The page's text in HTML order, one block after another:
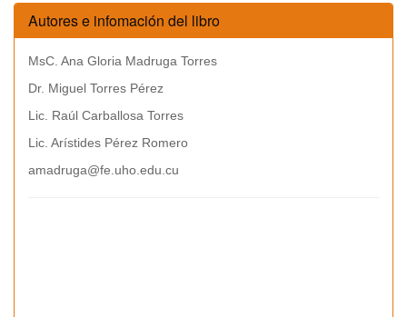
Autores e infomación del libro
MsC. Ana Gloria Madruga Torres
Dr. Miguel Torres Pérez
Lic. Raúl Carballosa Torres
Lic. Arístides Pérez Romero
amadruga@fe.uho.edu.cu